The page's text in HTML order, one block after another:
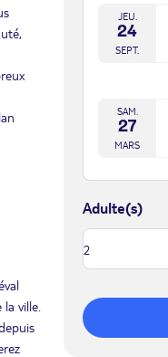
ville.
JEU.
24
SEPT.
SAM.
27
MARS
MAR.
13
DIM.
Adulte(s)